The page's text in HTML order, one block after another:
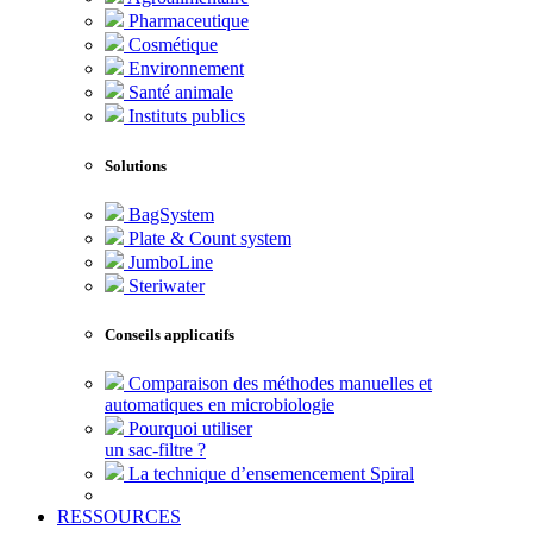
Pharmaceutique
Cosmétique
Environnement
Santé animale
Instituts publics
Solutions
BagSystem
Plate & Count system
JumboLine
Steriwater
Conseils applicatifs
Comparaison des méthodes manuelles et
automatiques en microbiologie
Pourquoi utiliser
un sac-filtre ?
La technique d’ensemencement Spiral
RESSOURCES